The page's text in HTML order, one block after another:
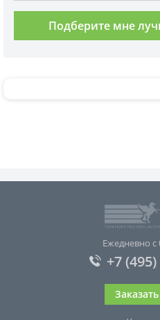
Подберите мне
Ежедневно с
+7